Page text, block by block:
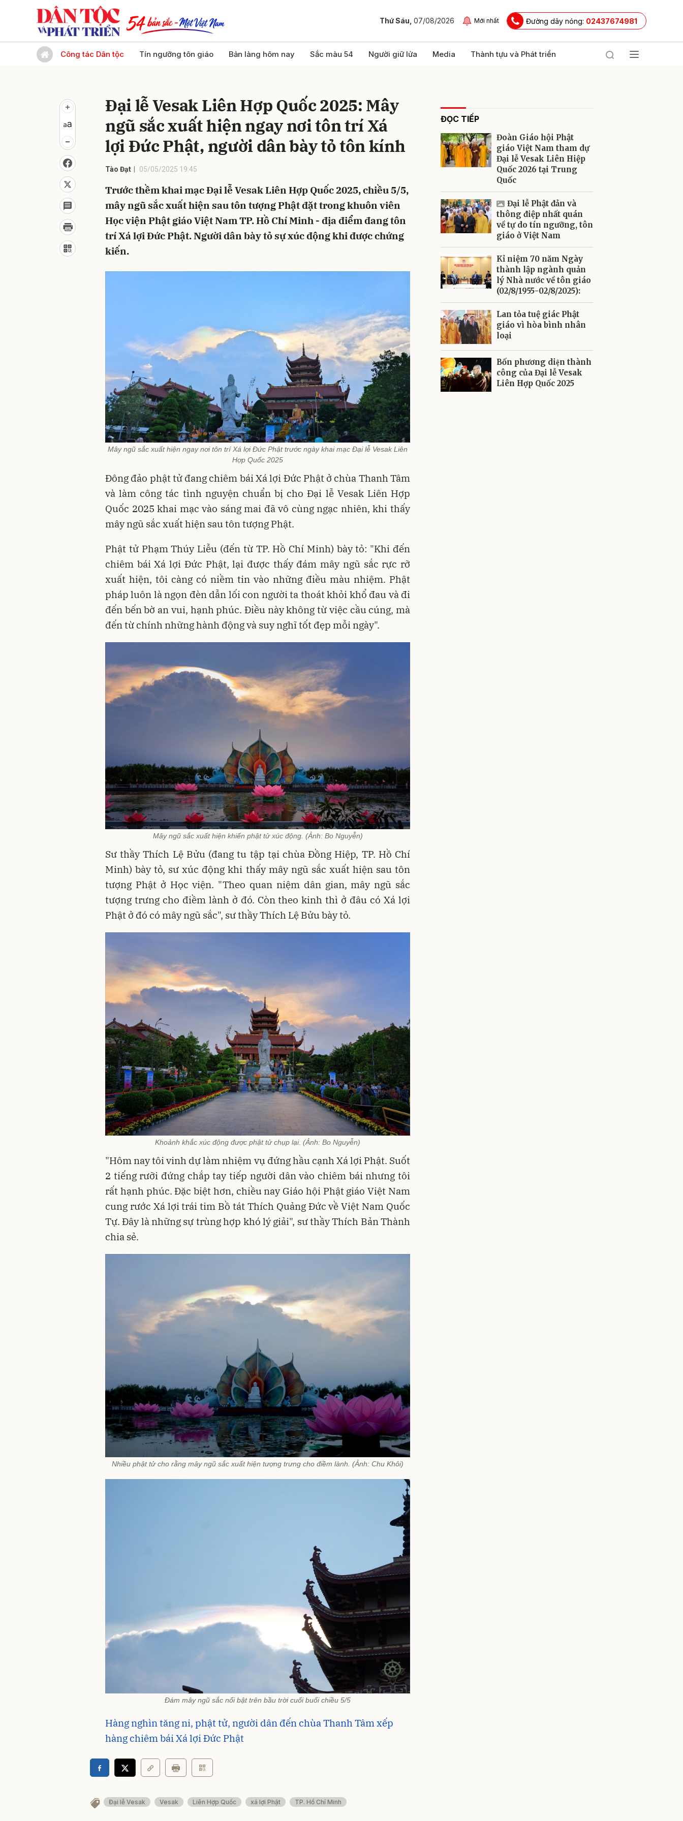
Thứ Sáu, 07/08/2026 Mới nhất Đường dây nóng: 02437674981
Công tác Dân tộc Tín ngưỡng tôn giáo Bản làng hôm nay Sắc màu 54 Người giữ lửa Media Thành tựu và Phát triển
Đại lễ Vesak Liên Hợp Quốc 2025: Mây
ngũ sắc xuất hiện ngay nơi tôn trí Xá
lợi Đức Phật, người dân bày tỏ tôn kính
Tào Đạt 05/05/2025 19:45
Trước thềm khai mạc Đại lễ Vesak Liên Hợp Quốc 2025, chiều 5/5,
mây ngũ sắc xuất hiện sau tôn tượng Phật đặt trong khuôn viên
Học viện Phật giáo Việt Nam TP. Hồ Chí Minh - địa điểm đang tôn
trí Xá lợi Đức Phật. Người dân bày tỏ sự xúc động khi được chứng
kiến.
Mây ngũ sắc xuất hiện ngay nơi tôn trí Xá lợi Đức Phật trước ngày khai mạc Đại lễ Vesak Liên
Hợp Quốc 2025
Đông đảo phật tử đang chiêm bái Xá lợi Đức Phật ở chùa Thanh Tâm
và làm công tác tình nguyện chuẩn bị cho Đại lễ Vesak Liên Hợp
Quốc 2025 khai mạc vào sáng mai đã vô cùng ngạc nhiên, khi thấy
mây ngũ sắc xuất hiện sau tôn tượng Phật.
Phật tử Phạm Thúy Liễu (đến từ TP. Hồ Chí Minh) bày tỏ: "Khi đến
chiêm bái Xá lợi Đức Phật, lại được thấy đám mây ngũ sắc rực rỡ
xuất hiện, tôi càng có niềm tin vào những điều màu nhiệm. Phật
pháp luôn là ngọn đèn dẫn lối con người ta thoát khỏi khổ đau và đi
đến bến bờ an vui, hạnh phúc. Điều này không từ việc cầu cúng, mà
đến từ chính những hành động và suy nghĩ tốt đẹp mỗi ngày".
Mây ngũ sắc xuất hiện khiến phật tử xúc động. (Ảnh: Bo Nguyễn)
Sư thầy Thích Lệ Bửu (đang tu tập tại chùa Đồng Hiệp, TP. Hồ Chí
Minh) bày tỏ, sư xúc động khi thấy mây ngũ sắc xuất hiện sau tôn
tượng Phật ở Học viện. "Theo quan niệm dân gian, mây ngũ sắc
tượng trưng cho điềm lành ở đó. Còn theo kinh thì ở đâu có Xá lợi
Phật ở đó có mây ngũ sắc", sư thầy Thích Lệ Bửu bày tỏ.
Khoảnh khắc xúc động được phật tử chụp lại. (Ảnh: Bo Nguyễn)
"Hôm nay tôi vinh dự làm nhiệm vụ đứng hầu cạnh Xá lợi Phật. Suốt
2 tiếng rưỡi đứng chắp tay tiếp người dân vào chiêm bái nhưng tôi
rất hạnh phúc. Đặc biệt hơn, chiều nay Giáo hội Phật giáo Việt Nam
cung rước Xá lợi trái tim Bồ tát Thích Quảng Đức về Việt Nam Quốc
Tự. Đây là những sự trùng hợp khó lý giải", sư thầy Thích Bản Thành
chia sẻ.
Nhiều phật tử cho rằng mây ngũ sắc xuất hiện tượng trưng cho điềm lành. (Ảnh: Chu Khôi)
Đám mây ngũ sắc nổi bật trên bầu trời cuối buổi chiều 5/5
Hàng nghìn tăng ni, phật tử, người dân đến chùa Thanh Tâm xếp
hàng chiêm bái Xá lợi Đức Phật
Đại lễ Vesak Vesak Liên Hợp Quốc xá lợi Phật TP. Hồ Chí Minh
ĐỌC TIẾP
Đoàn Giáo hội Phật
giáo Việt Nam tham dự
Đại lễ Vesak Liên Hiệp
Quốc 2026 tại Trung
Quốc
Đại lễ Phật đản và
thông điệp nhất quán
về tự do tín ngưỡng, tôn
giáo ở Việt Nam
Kỉ niệm 70 năm Ngày
thành lập ngành quản
lý Nhà nước về tôn giáo
(02/8/1955-02/8/2025):
Lan tỏa tuệ giác Phật
giáo vì hòa bình nhân
loại
Bốn phương diện thành
công của Đại lễ Vesak
Liên Hợp Quốc 2025
Gửi bình luận
Gửi